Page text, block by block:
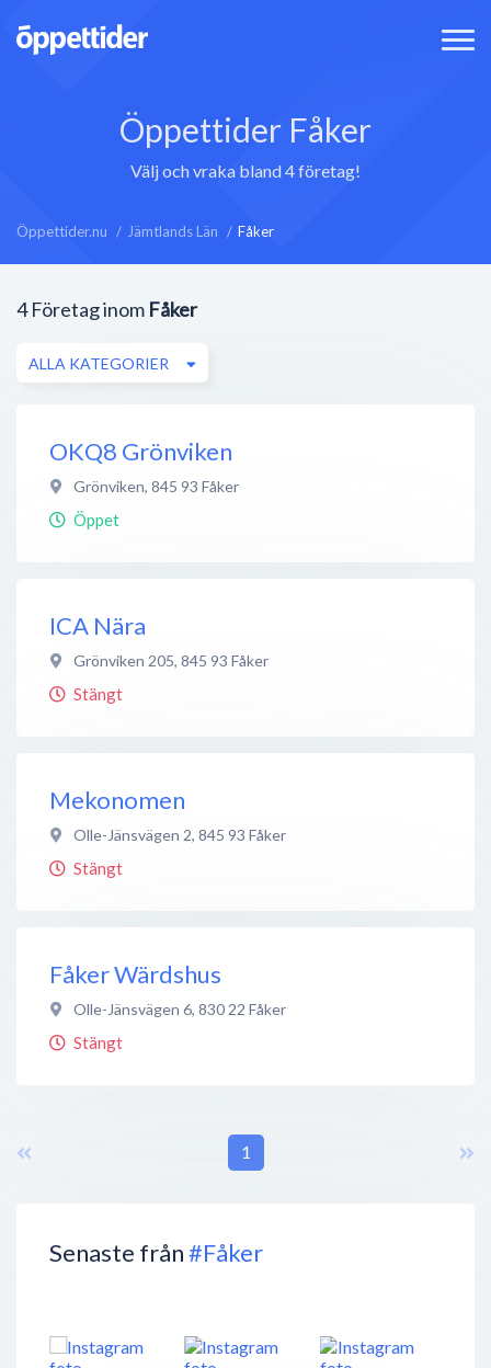
Öppettider Fåker
Välj och vraka bland 4 företag!
Öppettider.nu Jämtlands Län Fåker
Senaste från#Fåker
4 Företag inom Fåker
ALLA KATEGORIER
OKQ8 Grönviken
Grönviken, 845 93 Fåker
Öppet
ICA Nära
Grönviken 205, 845 93 Fåker
Stängt
Mekonomen
Olle-Jänsvägen 2, 845 93 Fåker
Stängt
Fåker Wärdshus
Olle-Jänsvägen 6, 830 22 Fåker
Stängt
1